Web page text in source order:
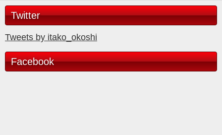
Twitter
Tweets by itako_okoshi
Facebook